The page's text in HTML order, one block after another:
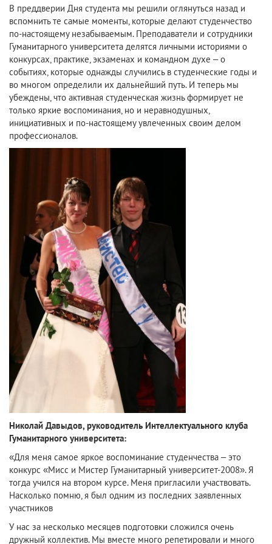
В преддверии Дня студента мы решили оглянуться назад и
вспомнить те самые моменты, которые делают студенчество
по-настоящему незабываемым. Преподаватели и сотрудники
Гуманитарного университета делятся личными историями о
конкурсах, практике, экзаменах и командном духе – о
событиях, которые однажды случились в студенческие годы и
во многом определили их дальнейший путь. И теперь мы
убеждены, что активная студенческая жизнь формирует не
только яркие воспоминания, но и неравнодушных,
инициативных и по-настоящему увлеченных своим делом
профессионалов.
Николай Давыдов, руководитель Интеллектуального клуба
Гуманитарного университета:
«Для меня самое яркое воспоминание студенчества – это
конкурс «Мисс и Мистер Гуманитарный университет-2008». Я
тогда учился на втором курсе. Меня пригласили участвовать.
Насколько помню, я был одним из последних заявленных
участников
У нас за несколько месяцев подготовки сложился очень
дружный коллектив. Мы вместе много репетировали и много